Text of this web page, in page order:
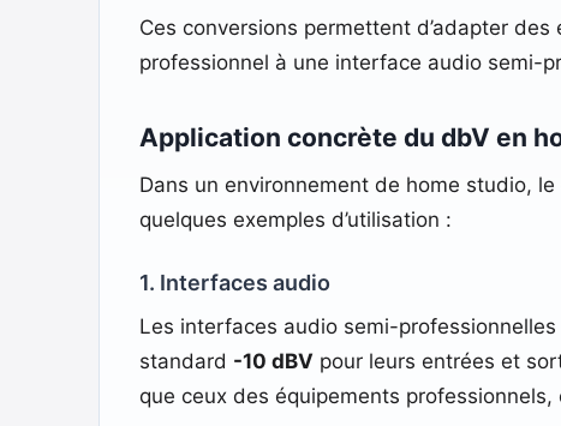
Ces conversions permettent d’adapter
professionnel à une interface audio semi-
Application concrète du dbV en
Dans un environnement de home studio,
quelques exemples d’utilisation :
1. Interfaces audio
Les interfaces audio semi-
standard -10 dBV pour leurs entrées et
que ceux des équipements